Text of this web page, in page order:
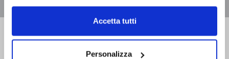
dell’informativa cookie.
Chiudendo il banner tramite la “X” prosegui la
dei soli cookie tecnici. Selezionando “Accetta tutti” presti
il tuo consenso alla profilazione che potrai revocare in
Accetta tutti
Personalizza
Bompiani è un marchio